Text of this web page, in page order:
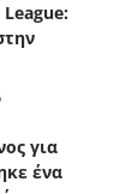
για
ένα